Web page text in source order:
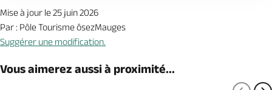
Mise à jour le 25 juin 2026
Par : Pôle Tourisme ôsezMauges
Suggérer une modification.
Vous aimerez aussi à proximité...